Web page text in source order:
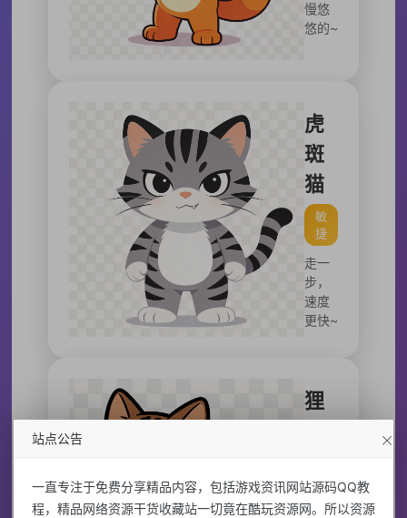
慢悠
悠的~
虎
斑
猫
敏
捷
走一
步，
速度
更快~
狸
狡
猾
站点公告
一直专注于免费分享精品内容，包括游戏资讯网站源码QQ教
程，精品网络资源干货收藏站一切竟在酷玩资源网。所以资源